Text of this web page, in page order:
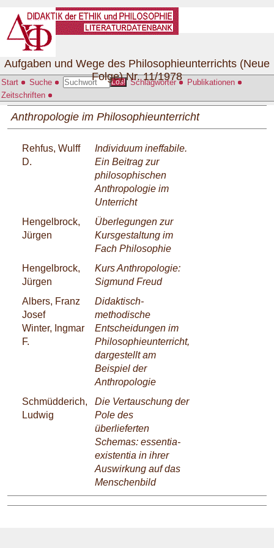
Start Suche Los! Schlagwörter
Publikationen
Zeitschriften
Aufgaben und Wege des Philosophieunterrichts (Neue
Folge) Nr. 11/1978
Anthropologie im Philosophieunterricht
Rehfus, Wulff
D.
Individuum ineffabile.
Ein Beitrag zur
philosophischen
Anthropologie im
Unterricht
Hengelbrock,
Jürgen
Überlegungen zur
Kursgestaltung im
Fach Philosophie
Hengelbrock,
Jürgen
Kurs Anthropologie:
Sigmund Freud
Albers, Franz
Josef
Winter, Ingmar
F.
Didaktisch-
methodische
Entscheidungen im
Philosophieunterricht,
dargestellt am
Beispiel der
Anthropologie
Schmüdderich,
Ludwig
Die Vertauschung der
Pole des
überlieferten
Schemas: essentia-
existentia in ihrer
Auswirkung auf das
Menschenbild